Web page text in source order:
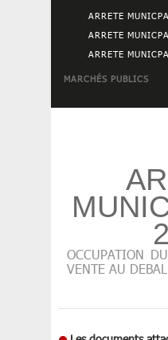
ARRETE
ARRETE
ARRETE
MARCHÉS PUBLICS
OCCUPATION
VENTE AU